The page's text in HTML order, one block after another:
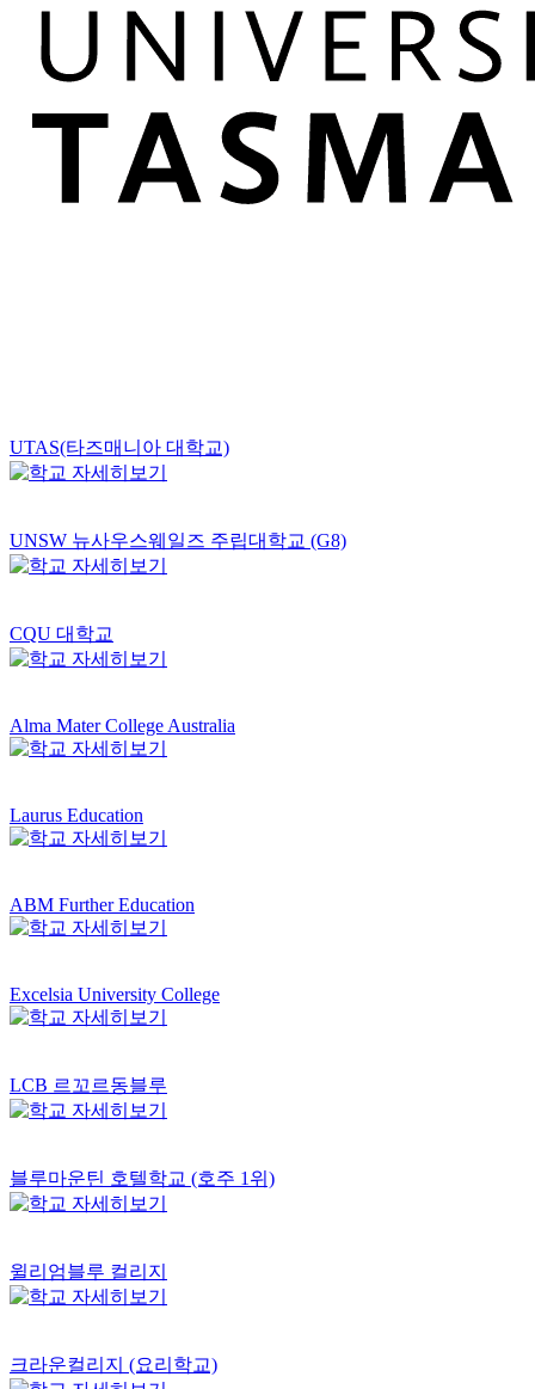
UTAS(타즈매니아 대학교)
UNSW 뉴사우스웨일즈 주립대학교 (G8)
CQU 대학교
Alma Mater College Australia
Laurus Education
ABM Further Education
Excelsia University College
LCB 르꼬르동블루
블루마운틴 호텔학교 (호주 1위)
윌리엄블루 컬리지
크라운컬리지 (요리학교)